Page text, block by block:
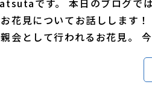
です。 本日のブログで
花見についてお話しします
会として行われるお花見。